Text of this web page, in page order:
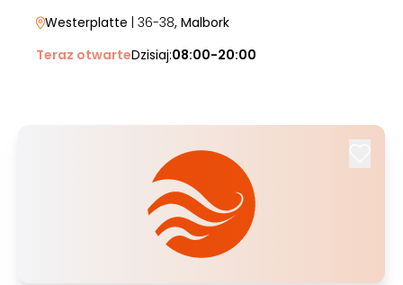
Westerplatte | 36-38, Malbork
Teraz otwarteDzisiaj:08:00-20:00